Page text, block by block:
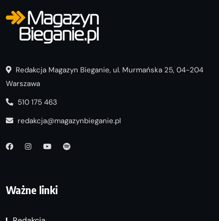
Redakcja Magazyn Bieganie, ul. Murmańska 25, 04-204
Warszawa
510 175 463
redakcja@magazynbieganie.pl
Ważne linki